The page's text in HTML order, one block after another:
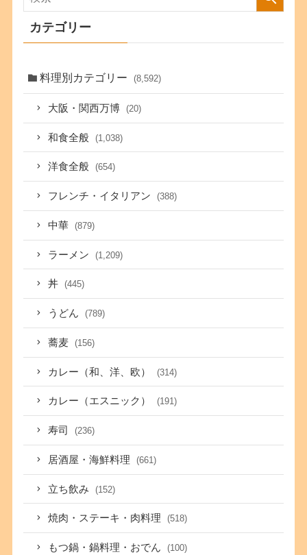
カテゴリー
料理別カテゴリー (8,592)
大阪・関西万博 (20)
和食全般 (1,038)
洋食全般 (654)
フレンチ・イタリアン (388)
中華 (879)
ラーメン (1,209)
丼 (445)
うどん (789)
蕎麦 (156)
カレー（和、洋、欧） (314)
カレー（エスニック） (191)
寿司 (236)
居酒屋・海鮮料理 (661)
立ち飲み (152)
焼肉・ステーキ・肉料理 (518)
もつ鍋・鍋料理・おでん (100)